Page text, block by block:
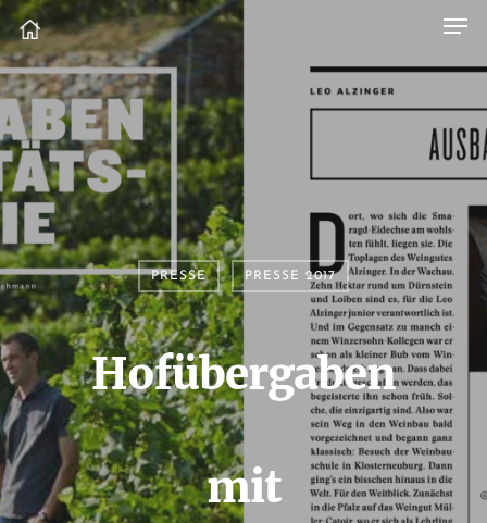
PRESSE PRESSE 2017
Hofübergaben
mit